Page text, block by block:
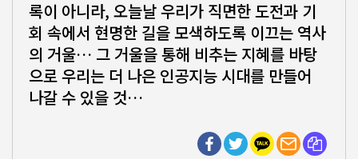
록이 아니라, 오늘날 우리가 직면한 도전과 기
회 속에서 현명한 길을 모색하도록 이끄는 역사
의 거울… 그 거울을 통해 비추는 지혜를 바탕
으로 우리는 더 나은 인공지능 시대를 만들어
나갈 수 있을 것…